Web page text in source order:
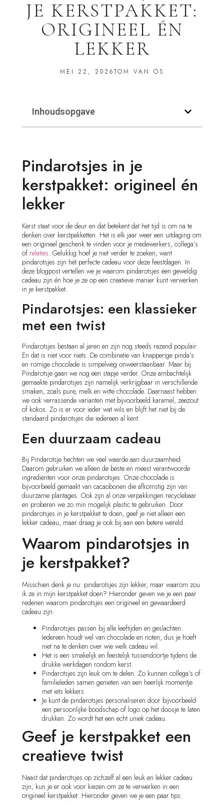
JE KERSTPAKKET:
ORIGINEEL ÉN
LEKKER
MEI 22, 2026TOM VAN OS
Inhoudsopgave
Pindarotsjes in je
kerstpakket: origineel én
lekker
Kerst staat voor de deur en dat betekent dat het tijd is om na te
denken over kerstpakketten. Het is elk jaar weer een uitdaging om
een origineel geschenk te vinden voor je medewerkers, collega’s
of relaties. Gelukkig hoef je niet verder te zoeken, want
pindarotsjes zijn hét perfecte cadeau voor deze feestdagen. In
deze blogpost vertellen we je waarom pindarotsjes een geweldig
cadeau zijn én hoe je ze op een creatieve manier kunt verwerken
in je kerstpakket.
Pindarotsjes: een klassieker
met een twist
Pindarotsjes bestaan al jaren en zijn nog steeds razend populair.
En dat is niet voor niets. De combinatie van knapperige pinda’s
en romige chocolade is simpelweg onweerstaanbaar. Maar bij
Pindarotsje gaan we nog een stapje verder. Onze ambachtelijk
gemaakte pindarotsjes zijn namelijk verkrijgbaar in verschillende
smaken, zoals pure, melk en witte chocolade. Daarnaast hebben
we ook verrassende varianten met bijvoorbeeld karamel, zeezout
of kokos. Zo is er voor ieder wat wils en blijft het niet bij de
standaard pindarotsjes die iedereen al kent.
Een duurzaam cadeau
Bij Pindarotsje hechten we veel waarde aan duurzaamheid.
Daarom gebruiken we alleen de beste en meest verantwoorde
ingrediënten voor onze pindarotsjes. Onze chocolade is
bijvoorbeeld gemaakt van cacaobonen die afkomstig zijn van
duurzame plantages. Ook zijn al onze verpakkingen recyclebaar
en proberen we zo min mogelijk plastic te gebruiken. Door
pindarotsjes in je kerstpakket te doen, geef je niet alleen een
lekker cadeau, maar draag je ook bij aan een betere wereld.
Waarom pindarotsjes in
je kerstpakket?
Misschien denk je nu: pindarotsjes zijn lekker, maar waarom zou
ik ze in mijn kerstpakket doen? Hieronder geven we je een paar
redenen waarom pindarotsjes een origineel en gewaardeerd
cadeau zijn:
Pindarotsjes passen bij alle leeftijden en geslachten.
Iedereen houdt wel van chocolade en noten, dus je hoeft
niet na te denken over wie welk cadeau wil.
Het is een smakelijk en feestelijk tussendoortje tijdens de
drukke werkdagen rondom kerst.
Pindarotsjes zijn leuk om te delen. Zo kunnen collega’s of
familieleden samen genieten van een heerlijk momentje
met iets lekkers.
Je kunt de pindarotsjes personaliseren door bijvoorbeeld
een persoonlijke boodschap of logo op het doosje te laten
drukken. Zo wordt het een echt uniek cadeau.
Geef je kerstpakket een
creatieve twist
Naast dat pindarotsjes op zichzelf al een leuk en lekker cadeau
zijn, kun je er ook voor kiezen om ze te verwerken in een
origineel kerstpakket. Hieronder geven we je een paar tips: